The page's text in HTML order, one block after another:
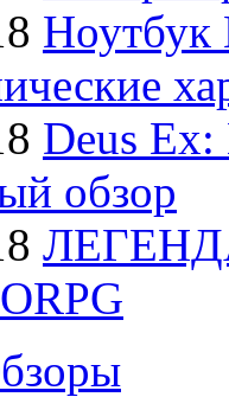
Ноутбук
Deus
обзор